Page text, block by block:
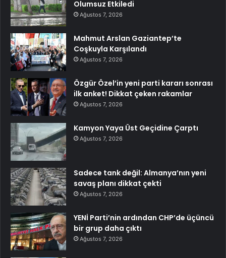
Olumsuz Etkiledi
Ağustos 7, 2026
Mahmut Arslan Gaziantep’te
Coşkuyla Karşılandı
Ağustos 7, 2026
Özgür Özel’in yeni parti kararı sonrası
ilk anket! Dikkat çeken rakamlar
Ağustos 7, 2026
Kamyon Yaya Üst Geçidine Çarptı
Ağustos 7, 2026
Sadece tank değil: Almanya’nın yeni
savaş planı dikkat çekti
Ağustos 7, 2026
YENİ Parti’nin ardından CHP’de üçüncü
bir grup daha çıktı
Ağustos 7, 2026